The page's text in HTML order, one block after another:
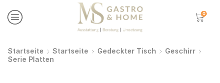
0
Startseite Startseite Gedeckter Tisch
Geschirr
Serie Platten